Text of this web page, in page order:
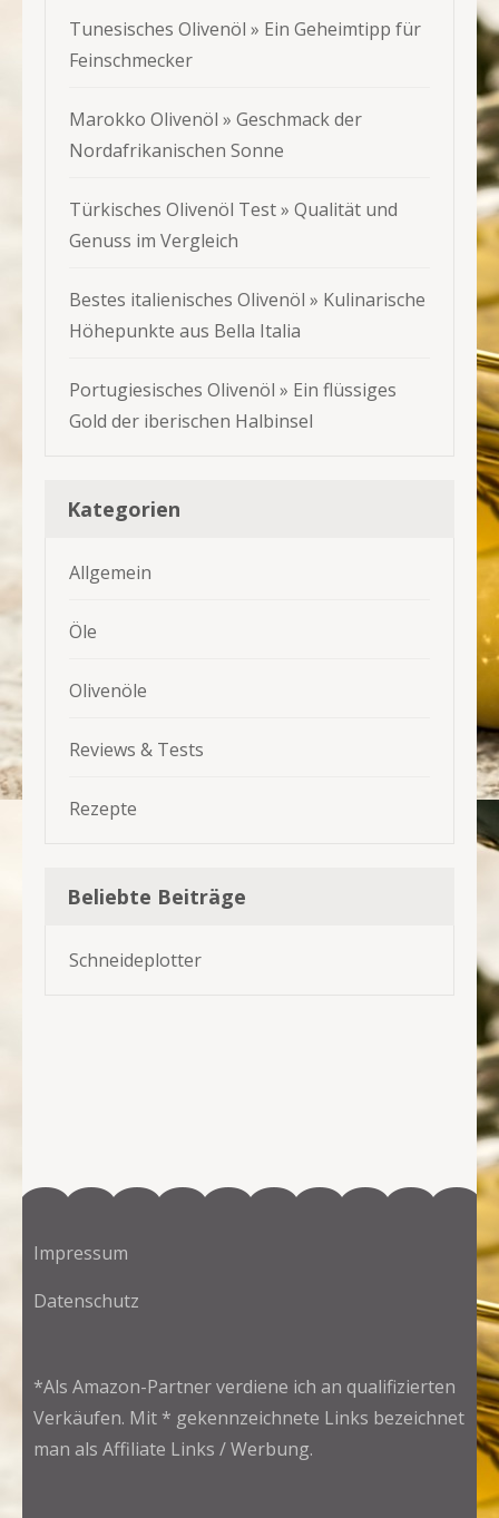
Tunesisches Olivenöl » Ein Geheimtipp für
Feinschmecker
Marokko Olivenöl » Geschmack der
Nordafrikanischen Sonne
Türkisches Olivenöl Test » Qualität und
Genuss im Vergleich
Bestes italienisches Olivenöl » Kulinarische
Höhepunkte aus Bella Italia
Portugiesisches Olivenöl » Ein flüssiges
Gold der iberischen Halbinsel
Kategorien
Allgemein
Öle
Olivenöle
Reviews & Tests
Rezepte
Beliebte Beiträge
Schneideplotter
Impressum
Datenschutz
*Als Amazon-Partner verdiene ich an qualifizierten
Verkäufen. Mit * gekennzeichnete Links bezeichnet
man als Affiliate Links / Werbung.